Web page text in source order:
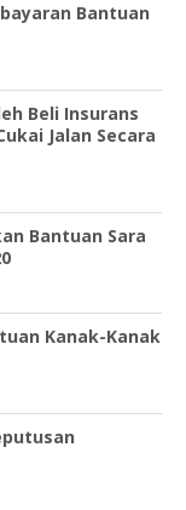
Bantuan
Beli Insurans
Jalan Secara
Bantuan Sara
Kanak-Kanak